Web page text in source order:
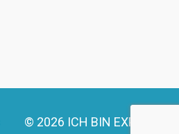
© 2026 ICH BIN EXPAT